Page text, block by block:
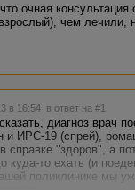
очная консультация
чем лечили,
в 16:54 в ответ на #1
диагноз врач
и ИРС-19 (спрей),
справке "здоров", а
куда-то ехать (и
поликлинике мы